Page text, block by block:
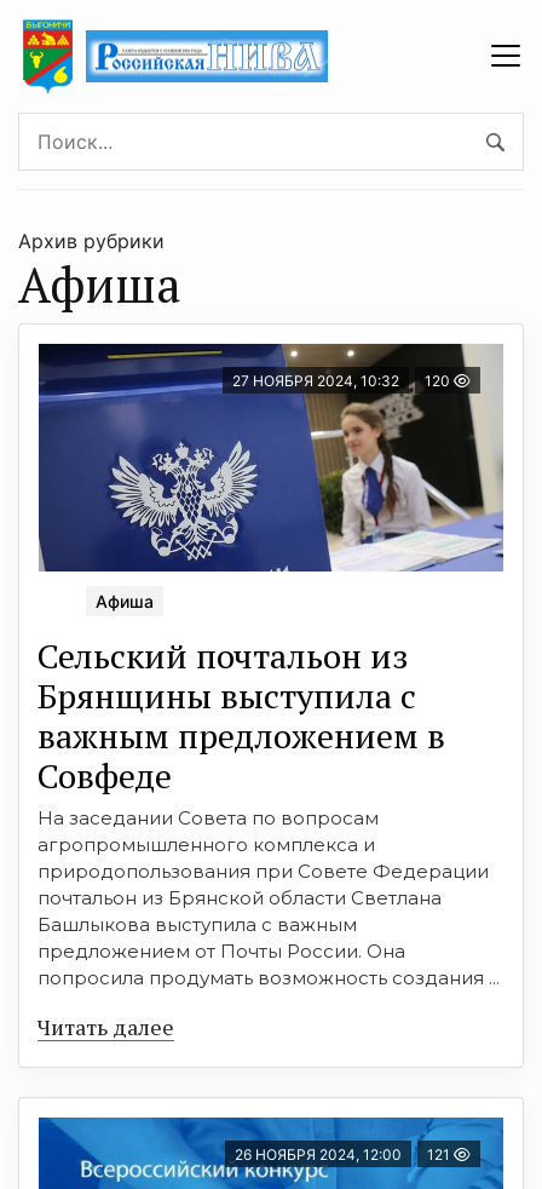
Архив рубрики
Афиша
27 НОЯБРЯ 2024, 10:32 120
Афиша
Сельский почтальон из
Брянщины выступила с
важным предложением в
Совфеде
На заседании Совета по вопросам
агропромышленного комплекса и
природопользования при Совете Федерации
почтальон из Брянской области Светлана
Башлыкова выступила с важным
предложением от Почты России. Она
попросила продумать возможность создания ...
Читать далее
26 НОЯБРЯ 2024, 12:00 121